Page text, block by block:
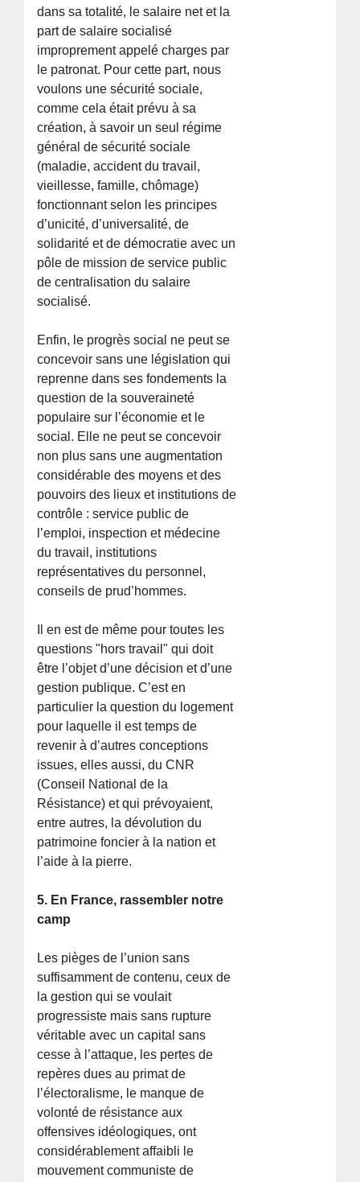
dans sa totalité, le salaire net et la
part de salaire socialisé
improprement appelé charges par
le patronat. Pour cette part, nous
voulons une sécurité sociale,
comme cela était prévu à sa
création, à savoir un seul régime
général de sécurité sociale
(maladie, accident du travail,
vieillesse, famille, chômage)
fonctionnant selon les principes
d’unicité, d’universalité, de
solidarité et de démocratie avec un
pôle de mission de service public
de centralisation du salaire
socialisé.
Enfin, le progrès social ne peut se
concevoir sans une législation qui
reprenne dans ses fondements la
question de la souveraineté
populaire sur l’économie et le
social. Elle ne peut se concevoir
non plus sans une augmentation
considérable des moyens et des
pouvoirs des lieux et institutions de
contrôle : service public de
l’emploi, inspection et médecine
du travail, institutions
représentatives du personnel,
conseils de prud’hommes.
Il en est de même pour toutes les
questions "hors travail" qui doit
être l’objet d’une décision et d’une
gestion publique. C’est en
particulier la question du logement
pour laquelle il est temps de
revenir à d’autres conceptions
issues, elles aussi, du CNR
(Conseil National de la
Résistance) et qui prévoyaient,
entre autres, la dévolution du
patrimoine foncier à la nation et
l’aide à la pierre.
5. En France, rassembler notre
camp
Les pièges de l’union sans
suffisamment de contenu, ceux de
la gestion qui se voulait
progressiste mais sans rupture
véritable avec un capital sans
cesse à l’attaque, les pertes de
repères dues au primat de
l’électoralisme, le manque de
volonté de résistance aux
offensives idéologiques, ont
considérablement affaibli le
mouvement communiste de